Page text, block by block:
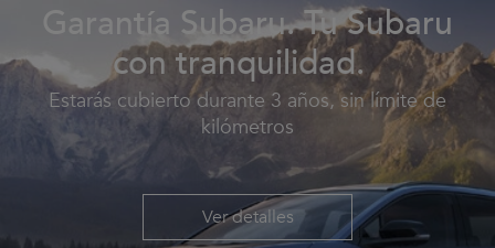
Garantía Subaru. Tu Subaru
con tranquilidad.
Estarás cubierto durante 3 años, sin límite de
kilómetros
Ver detalles